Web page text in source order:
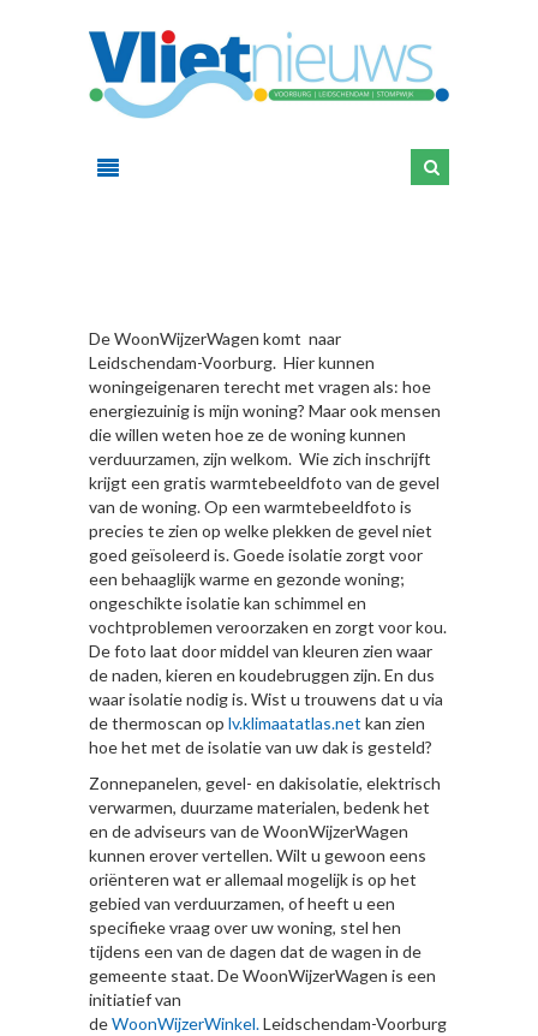
De WoonWijzerWagen komt naar
Leidschendam-Voorburg. Hier kunnen
woningeigenaren terecht met vragen als: hoe
energiezuinig is mijn woning? Maar ook mensen
die willen weten hoe ze de woning kunnen
verduurzamen, zijn welkom. Wie zich inschrijft
krijgt een gratis warmtebeeldfoto van de gevel
van de woning. Op een warmtebeeldfoto is
precies te zien op welke plekken de gevel niet
goed geïsoleerd is. Goede isolatie zorgt voor
een behaaglijk warme en gezonde woning;
ongeschikte isolatie kan schimmel en
vochtproblemen veroorzaken en zorgt voor kou.
De foto laat door middel van kleuren zien waar
de naden, kieren en koudebruggen zijn. En dus
waar isolatie nodig is. Wist u trouwens dat u via
de thermoscan op lv.klimaatatlas.net kan zien
hoe het met de isolatie van uw dak is gesteld?
Zonnepanelen, gevel- en dakisolatie, elektrisch
verwarmen, duurzame materialen, bedenk het
en de adviseurs van de WoonWijzerWagen
kunnen erover vertellen. Wilt u gewoon eens
oriënteren wat er allemaal mogelijk is op het
gebied van verduurzamen, of heeft u een
specifieke vraag over uw woning, stel hen
tijdens een van de dagen dat de wagen in de
gemeente staat. De WoonWijzerWagen is een
initiatief van
deWoonWijzerWinkel.Leidschendam-Voorburg